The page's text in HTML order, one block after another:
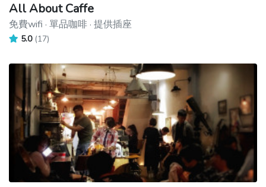
All About Caffe
免費wifi · 單品咖啡 · 提供插座
5.0 (17)